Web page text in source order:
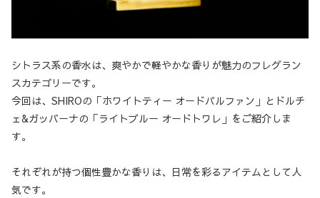
シトラス系の香水は、爽やかで軽やかな香りが魅力のフレグラン
スカテゴリーです。
今回は、SHIROの「ホワイトティー オードパルファン」とドルチ
ェ&ガッバーナの「ライトブルー オードトワレ」をご紹介しま
す。
それぞれが持つ個性豊かな香りは、日常を彩るアイテムとして人
気です。